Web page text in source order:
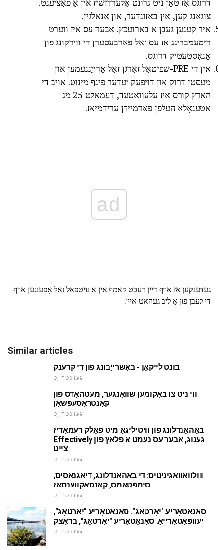
דרוגס אַז טאָן ניט גרונט אַלערדזשיז אין אַ פּאַציענט.
צוגאַנג קען, אין באַזונדער, און אַנאַלגין.
איר קענען געבן אַ באַרועכץ. אבער עס איז ווערט
רימעמברינג אַז עס זאל פאַרבעסערן די ווירקונג פון
אַנאַסטעטיק דרוגס.
אין די PRE-שפּיטאָל זאָרגן זאָל אַרייַננעמען און
מעסטן דרוק און דויפעק יעדער פינף מינוט. אויב די
האַרץ קורס איז עלעוואַטעד, דעמאָלט 25 מג
אַטענאָלאַ העלפן פאַרמייַדן ערידמיאַז.
ad
געדענקען אַז אויף דיין רעכט קאַמף אין אַ נויטפאַל זאל אָפענגען אויף
די לעבן פון אַ ליב געהאט איין.
Similar articles
בונט לייקאַן - באַשרייַבונג פון די קרענק
געזונטהייַט
ווי ניט צו באַקומען שוואַנגער, מעטהאָדס פון
קאַנטראַסעפּשאַן
געזונטהייַט
באַהאַנדלונג פון וויטיליגאָ מיט פאָלק רעמאַדיז
Effectively גענוג, אָבער עס נעמט אַ פּלאַץ פון
צייַט
געזונטהייַט
ווולוואָוואַגיניטיס: די באַהאַנדלונג, דיאַגנאָסיס,
סימפּטאָמס, קאַנסאַקווענסאַז
געזונטהייַט
סאַנאַטאָריע "יאָרטאָג". סאַנאַטאָריע "יאָרטאָג",
יעוופּאַטאָרייאַ. סאַנאַטאָריע "יאָרטאָג", בראַצק
געזונטהייַט